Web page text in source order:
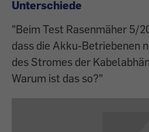
Unterschiede
"Beim Test Rasenmäher 5/
dass die Akku-Betriebenen
des Stromes der
Warum ist das so?"